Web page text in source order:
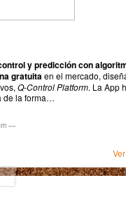
y predicción con
gratuitaen el mercado,
Q-Control Platform. La App
de la forma…
—